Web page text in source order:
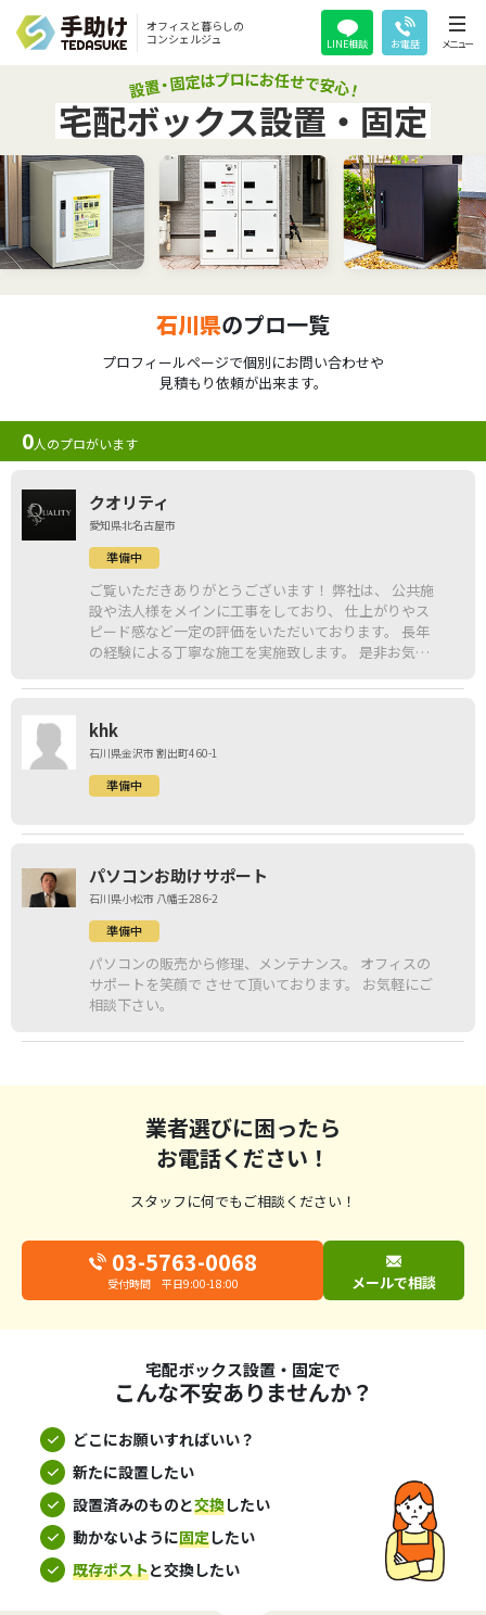
オフィスと暮らしの
コンシェルジュ
LINE相談 お電話 メニュー
宅配ボックス設置・固定
石川県のプロ一覧
プロフィールページで個別にお問い合わせや
見積もり依頼が出来ます。
0人のプロがいます
クオリティ
愛知県北名古屋市
準備中
ご覧いただきありがとうございます！ 弊社は、 公共施
設や法人様をメインに工事をしており、 仕上がりやス
ピード感など一定の評価をいただいております。 長年
の経験による丁寧な施工を実施致します。 是非お気軽
khk
石川県金沢市 割出町460-1
準備中
パソコンお助けサポート
石川県小松市 八幡壬286-2
準備中
パソコンの販売から修理、メンテナンス。 オフィスの
サポートを笑顔で させて頂いております。 お気軽にご
相談下さい。
業者選びに困ったら
お電話ください！
スタッフに何でもご相談ください！
03-5763-0068
受付時間 平日9:00-18:00 メールで相談
宅配ボックス設置・固定で
こんな不安ありませんか？
どこにお願いすればいい？
新たに設置したい
設置済みのものと交換したい
動かないように固定したい
既存ポストと交換したい